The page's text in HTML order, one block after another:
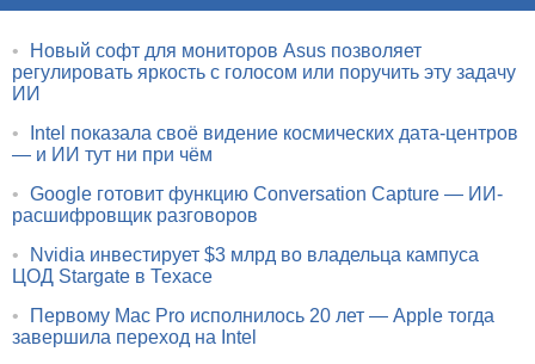
•
Новый софт для мониторов Asus позволяет
регулировать яркость с голосом или поручить эту задачу
ИИ
•
Intel показала своё видение космических дата-центров
— и ИИ тут ни при чём
• Google готовит функцию Conversation Capture — ИИ-
расшифровщик разговоров
•
Nvidia инвестирует $3 млрд во владельца кампуса
ЦОД Stargate в Техасе
•
Первому Mac Pro исполнилось 20 лет — Apple тогда
завершила переход на Intel